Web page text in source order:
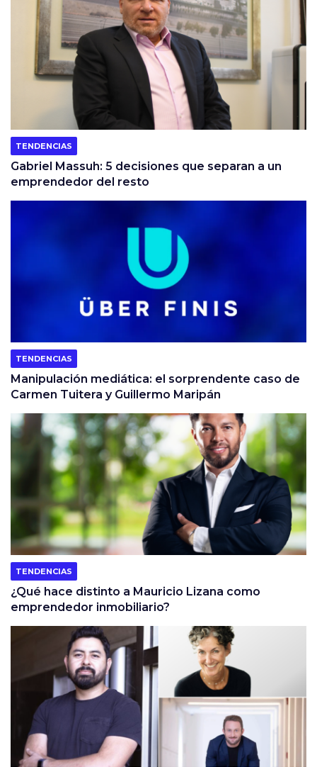
TENDENCIAS
Gabriel Massuh: 5 decisiones que separan a un
emprendedor del resto
TENDENCIAS
Manipulación mediática: el sorprendente caso de
Carmen Tuitera y Guillermo Maripán
TENDENCIAS
¿Qué hace distinto a Mauricio Lizana como
emprendedor inmobiliario?